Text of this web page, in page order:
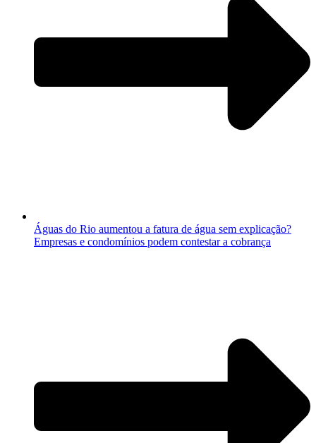
Águas do Rio aumentou a fatura de água sem explicação?
Empresas e condomínios podem contestar a cobrança